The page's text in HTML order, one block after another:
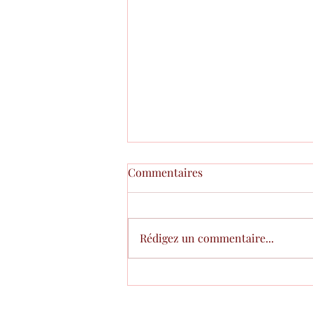
TVA
Commentaires
Rédigez un commentaire...